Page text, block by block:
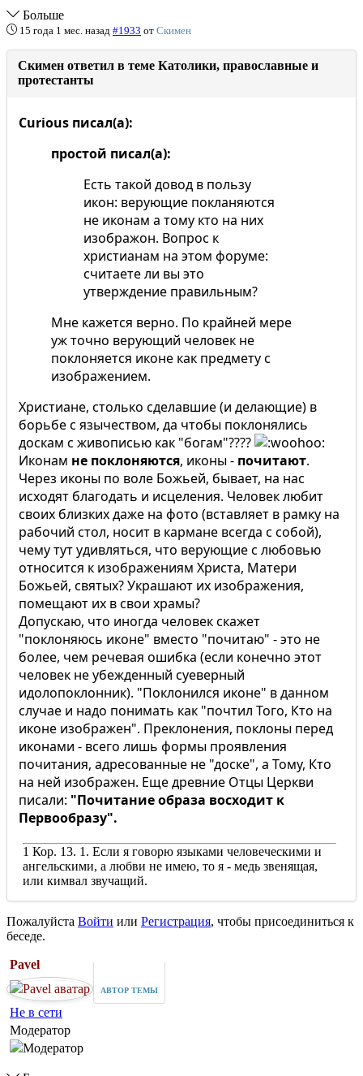
Больше
15 года 1 мес. назад #1933 от Скимен
Скимен ответил в теме Католики, православные и
протестанты
Curious писал(а):
простой писал(а):
Есть такой довод в пользу
икон: верующие покланяются
не иконам а тому кто на них
изображон. Вопрос к
христианам на этом форуме:
считаете ли вы это
утверждение правильным?
Мне кажется верно. По крайней мере
уж точно верующий человек не
поклоняется иконе как предмету с
изображением.
Христиане, столько сделавшие (и делающие) в
борьбе с язычеством, да чтобы поклонялись
доскам с живописью как "богам"????
Иконам не поклоняются, иконы - почитают.
Через иконы по воле Божьей, бывает, на нас
исходят благодать и исцеления. Человек любит
своих близких даже на фото (вставляет в рамку на
рабочий стол, носит в кармане всегда с собой),
чему тут удивляться, что верующие с любовью
относится к изображениям Христа, Матери
Божьей, святых? Украшают их изображения,
помещают их в свои храмы?
Допускаю, что иногда человек скажет
"поклоняюсь иконе" вместо "почитаю" - это не
более, чем речевая ошибка (если конечно этот
человек не убежденный суеверный
идолопоклонник). "Поклонился иконе" в данном
случае и надо понимать как "почтил Того, Кто на
иконе изображен". Преклонения, поклоны перед
иконами - всего лишь формы проявления
почитания, адресованные не "доске", а Тому, Кто
на ней изображен. Еще древние Отцы Церкви
писали: "Почитание образа восходит к
Первообразу".
1 Кор. 13. 1. Если я говорю языками человеческими и
ангельскими, а любви не имею, то я - медь звенящая,
или кимвал звучащий.
Пожалуйста Войти или Регистрация, чтобы присоединиться к
беседе.
Pavel
АВТОР ТЕМЫ
Не в сети
Модератор